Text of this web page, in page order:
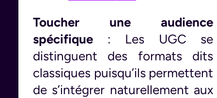
Toucher une audience
spécifique : Les UGC se
distinguent des formats dits
classiques puisqu’ils permettent
de s’intégrer naturellement aux